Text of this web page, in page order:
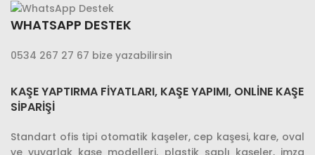
WHATSAPP DESTEK
0534 267 27 67 bize yazabilirsin
KAŞE YAPTIRMA FIYATLARI, KAŞE YAPIMI, ONLINE KAŞE
SIPARIŞI
Standart ofis tipi otomatik kaşeler, cep kaşesi, kare, oval